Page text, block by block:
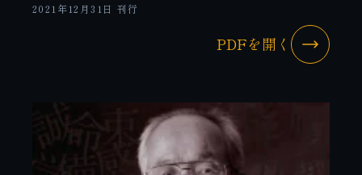
2021年12月31日 刊行
PDFを開く